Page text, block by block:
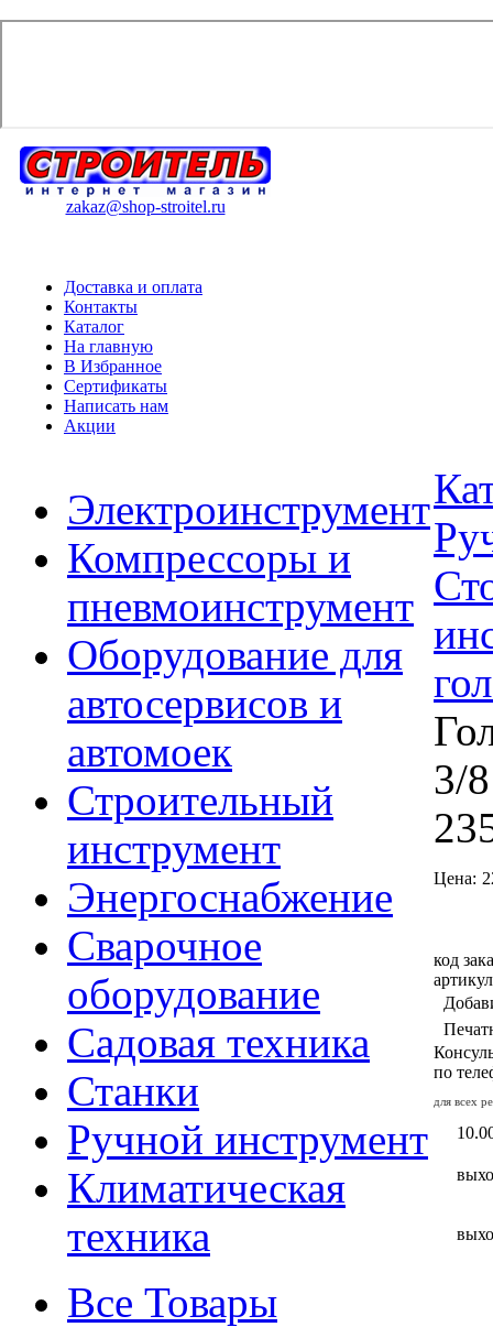
zakaz@shop-stroitel.ru
Доставка и оплата
Контакты
Каталог
На главную
В Избранное
Сертификаты
Написать нам
Акции
Электроинструмент
Компрессоры и
пневмоинструмент
Оборудование для
автосервисов и
автомоек
Строительный
инструмент
Энергоснабжение
Сварочное
оборудование
Садовая техника
Станки
Ручной инструмент
Климатическая
техника
Все Товары
3/
Цена:
код
по
для всех